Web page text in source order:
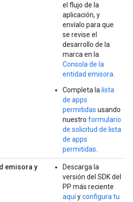
el flujo de la
aplicación, y
envíalo para que
se revise el
desarrollo de la
marca en la
Consola de la
entidad emisora.
Completa la lista
de apps
permitidas usando
nuestro formulario
de solicitud de lista
de apps
permitidas.
emisora y
Descarga la
versión del SDK del
PP más reciente
aquíyconfigura tu